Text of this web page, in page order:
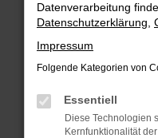
Fehler:
Beim Laden ist ein
Hier sind ein paar
Überprüfe
Datenverarbeitung
Datenschutzerklärung
Impressum
Folgende Kategorien von
Essentiell
Diese Technologien
Kernfunktionalität